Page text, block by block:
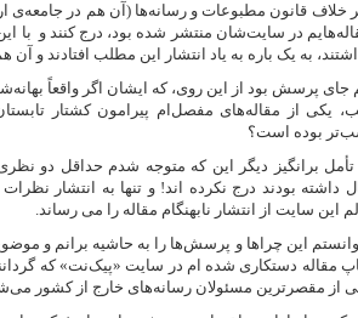
خلاف قانون مطبوعات و رسانه‌ها (آن هم در جامعه‌ی
در سایت‌شان منتشر شده بود، درج کنند و با
به یک باره به یاد انتشار این مطلب افتادند و
بوده است؟
تأمل برانگیز دیگر این که متوجه شدم حداقل دو
داشته بودند درج نکرده اند! و تنها به انتشار نظرات
این سایت از انتشار نابهنگام مقاله را می رساند.
این چراها و پرسش‌ها را به حاشیه برانم و
مقاله‌ دستکاری شده ام در سایت «پیک‌نت» که
از مقصرترین مسئولان رسانه‌های خارج از کشور